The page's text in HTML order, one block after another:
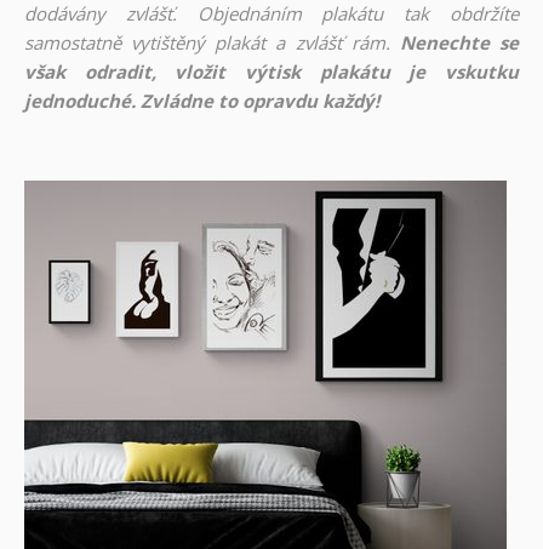
dodávány zvlášť. Objednáním plakátu tak obdržíte
samostatně vytištěný plakát a zvlášť rám. Nenechte se
však odradit, vložit výtisk plakátu je vskutku
jednoduché. Zvládne to opravdu každý!